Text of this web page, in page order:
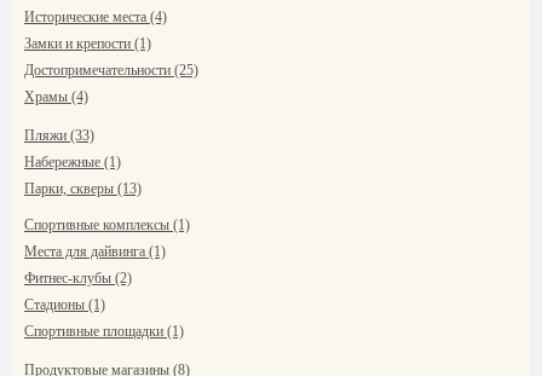
Исторические места (4)
Замки и крепости (1)
Достопримечательности (25)
Храмы (4)
Пляжи (33)
Набережные (1)
Парки, скверы (13)
Спортивные комплексы (1)
Места для дайвинга (1)
Фитнес-клубы (2)
Стадионы (1)
Спортивные площадки (1)
Продуктовые магазины (8)